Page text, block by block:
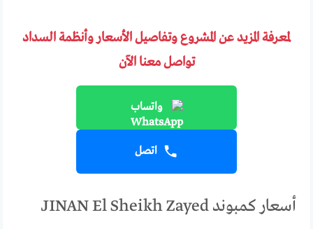
لمعرفة المزيد عن المشروع وتفاصيل الأسعار وأنظمة السداد
تواصل معنا الآن
واتساب
اتصل
أسعار كمبوند JINAN El Sheikh Zayed